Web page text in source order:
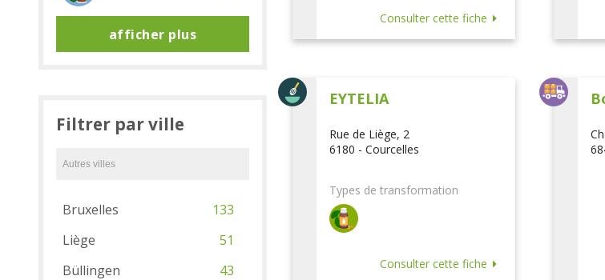
Consulter cette fiche
EYTELIA
Rue de Liège, 2
6180 - Courcelles
Types de transformation
Consulter cette fiche
afficher plus
Filtrer par ville
Bruxelles
133
Liège
51
Büllingen
43